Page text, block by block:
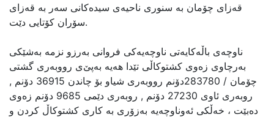
قەزای چۆمان بە سنوری ناحیەی سیدەكانی سەر بە قەزای
سۆران كۆتایی دێت.
ناوچەی باڵەكایەتی ناوچەیەكی فروانی بەرزو نزمە بەشێكی
بەرچاوی زەوی كشتوكاڵی تێدا هەیە بەپێ‌ی رووبەری گشتی
چۆمان / 283780دۆنم رووبەری شیاو بۆ چاندن 36915 دۆنم ,
روبەری ئاوی 27230 دۆنم , روبەری دێمی 9685 دۆنم زەوی
دەبێت ، خەڵكی ئەوناوچەیە بەزۆری بە كاری كشتوكاڵ كردن و